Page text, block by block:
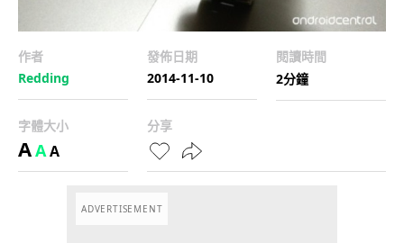
作者
Redding
發佈日期
2014-11-10
閱讀時間
2分鐘
字體大小
AAA
分享
ADVERTISEMENT